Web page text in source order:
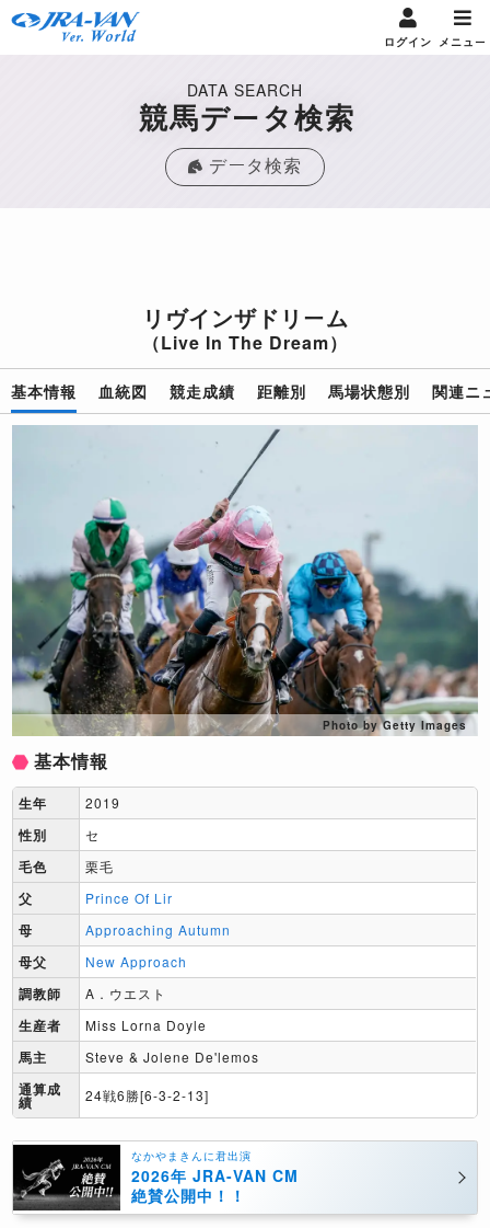
ログイン メニュー
DATA SEARCH
競馬データ検索
データ検索
リヴインザドリーム
（Live In The Dream）
基本情報 血統図 競走成績 距離別 馬場状態別 関連ニ
Photo by Getty Images
基本情報
生年 2019
性別 セ
毛色 栗毛
父 Prince Of Lir
母 Approaching Autumn
母父 New Approach
調教師 A．ウエスト
生産者 Miss Lorna Doyle
馬主 Steve & Jolene De'lemos
通算成
績 24戦6勝[6-3-2-13]
なかやまきんに君出演
2026年 JRA-VAN CM
絶賛公開中！！